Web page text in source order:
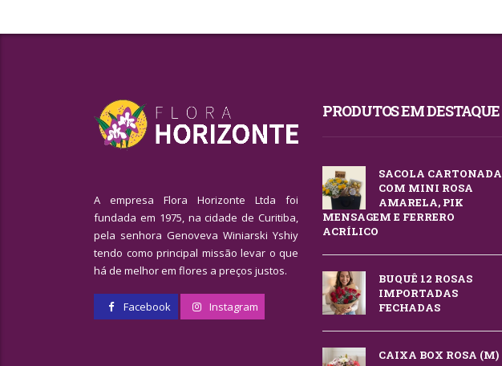
A empresa Flora Horizonte Ltda foi
fundada em 1975, na cidade de Curitiba,
pela senhora Genoveva Winiarski Yshiy
tendo como principal missão levar o que
há de melhor em flores a preços justos.
Facebook Instagram
PRODUTOS EM DESTAQUE
SACOLA CARTONADA
COM MINI ROSA
AMARELA, PIK
MENSAGEM E FERRERO
ACRÍLICO
BUQUÊ 12 ROSAS
IMPORTADAS
FECHADAS
CAIXA BOX ROSA (M)